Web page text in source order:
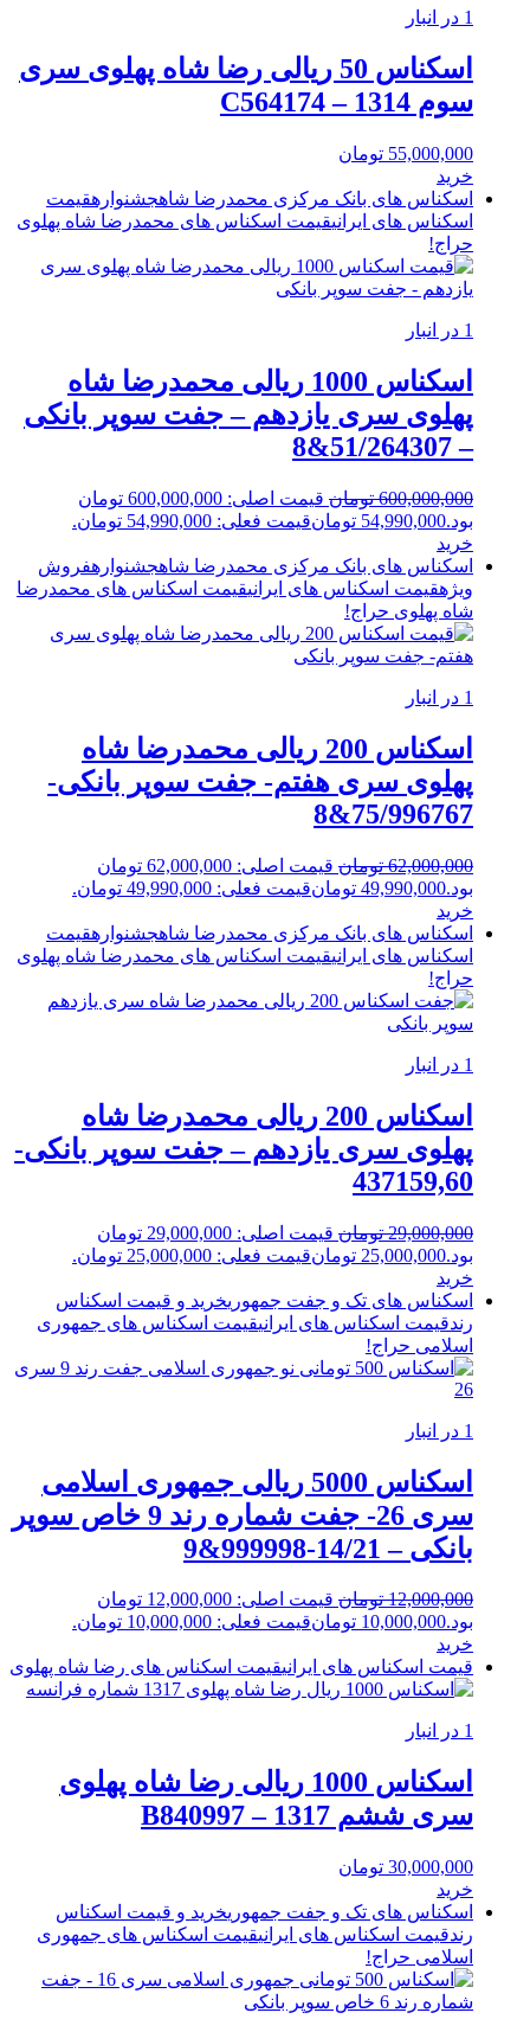
1 در انبار
اسکناس 50 ریالی رضا شاه پهلوی سری
سوم 1314 – C564174
55,000,000 تومان
خرید
اسکناس های بانک مرکزی محمدرضا شاهجشنوارهقیمت
اسکناس های ایرانیقیمت اسکناس های محمدرضا شاه پهلوی
حراج!
1 در انبار
اسکناس 1000 ریالی محمدرضا شاه
پهلوی سری یازدهم – جفت سوپر بانکی
– 51/264307&8
600,000,000 تومان
قیمت اصلی: 600,000,000 تومان
بود.54,990,000 تومانقیمت فعلی: 54,990,000 تومان.
خرید
اسکناس های بانک مرکزی محمدرضا شاهجشنوارهفروش
ویژهقیمت اسکناس های ایرانیقیمت اسکناس های محمدرضا
شاه پهلوی حراج!
1 در انبار
اسکناس 200 ریالی محمدرضا شاه
پهلوی سری هفتم- جفت سوپر بانکی-
75/996767&8
62,000,000 تومان
قیمت اصلی: 62,000,000 تومان
بود.49,990,000 تومانقیمت فعلی: 49,990,000 تومان.
خرید
اسکناس های بانک مرکزی محمدرضا شاهجشنوارهقیمت
اسکناس های ایرانیقیمت اسکناس های محمدرضا شاه پهلوی
حراج!
1 در انبار
اسکناس 200 ریالی محمدرضا شاه
پهلوی سری یازدهم – جفت سوپر بانکی-
437159,60
29,000,000 تومان
قیمت اصلی: 29,000,000 تومان
بود.25,000,000 تومانقیمت فعلی: 25,000,000 تومان.
خرید
اسکناس های تک و جفت جمهوریخرید و قیمت اسکناس
رندقیمت اسکناس های ایرانیقیمت اسکناس های جمهوری
اسلامی حراج!
1 در انبار
اسکناس 5000 ریالی جمهوری اسلامی
سری 26- جفت شماره رند 9 خاص سوپر
بانکی – 14/21-999998&9
12,000,000 تومان
قیمت اصلی: 12,000,000 تومان
بود.10,000,000 تومانقیمت فعلی: 10,000,000 تومان.
خرید
قیمت اسکناس های ایرانیقیمت اسکناس های رضا شاه پهلوی
1 در انبار
اسکناس 1000 ریالی رضا شاه پهلوی
سری ششم 1317 – B840997
30,000,000 تومان
خرید
اسکناس های تک و جفت جمهوریخرید و قیمت اسکناس
رندقیمت اسکناس های ایرانیقیمت اسکناس های جمهوری
اسلامی حراج!